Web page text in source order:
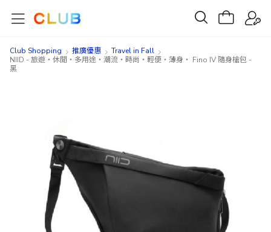
Club Shopping 推廣優惠
Travel in Fall
NIID - 旅遊‧休閒‧多用途‧潮流‧時尚‧輕便‧薄身‧ Fino IV 隨身槍包 -
黑